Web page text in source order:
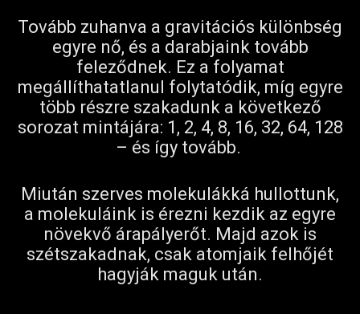
Tovább zuhanva a gravitációs különbség
egyre nő, és a darabjaink tovább
feleződnek. Ez a folyamat
megállíthatatlanul folytatódik, míg egyre
több részre szakadunk a következő
sorozat mintájára: 1, 2, 4, 8, 16, 32, 64, 128
– és így tovább.
Miután szerves molekulákká hullottunk,
a molekuláink is érezni kezdik az egyre
növekvő árapályerőt. Majd azok is
szétszakadnak, csak atomjaik felhőjét
hagyják maguk után.